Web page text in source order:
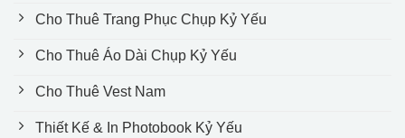
Cho Thuê Trang Phục Chụp Kỷ Yếu
Cho Thuê Áo Dài Chụp Kỷ Yếu
Cho Thuê Vest Nam
Thiết Kế & In Photobook Kỷ Yếu